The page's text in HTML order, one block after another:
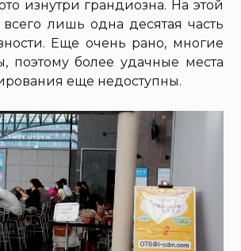
изнутри грандиозна. На этой
лишь одна десятая часть
Еще очень рано, многие
поэтому более удачные места
еще недоступны.